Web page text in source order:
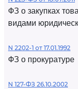
ФЗ о закупках
видами
N 2202-1 от 17.01.1992
ФЗ о прокуратуре
N 127-ФЗ 26.10.2002